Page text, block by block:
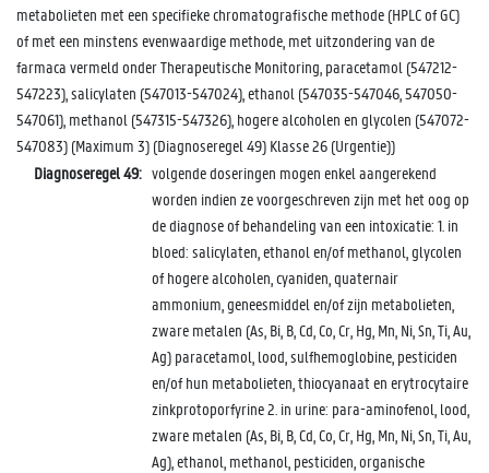
metabolieten met een specifieke chromatografische methode (HPLC of GC)
of met een minstens evenwaardige methode, met uitzondering van de
farmaca vermeld onder Therapeutische Monitoring, paracetamol (547212-
547223), salicylaten (547013-547024), ethanol (547035-547046, 547050-
547061), methanol (547315-547326), hogere alcoholen en glycolen (547072-
547083) (Maximum 3) (Diagnoseregel 49) Klasse 26 (Urgentie))
Diagnoseregel 49: volgende doseringen mogen enkel aangerekend
worden indien ze voorgeschreven zijn met het oog op
de diagnose of behandeling van een intoxicatie: 1. in
bloed: salicylaten, ethanol en/of methanol, glycolen
of hogere alcoholen, cyaniden, quaternair
ammonium, geneesmiddel en/of zijn metabolieten,
zware metalen (As, Bi, B, Cd, Co, Cr, Hg, Mn, Ni, Sn, Ti, Au,
Ag) paracetamol, lood, sulfhemoglobine, pesticiden
en/of hun metabolieten, thiocyanaat en erytrocytaire
zinkprotoporfyrine 2. in urine: para-aminofenol, lood,
zware metalen (As, Bi, B, Cd, Co, Cr, Hg, Mn, Ni, Sn, Ti, Au,
Ag), ethanol, methanol, pesticiden, organische